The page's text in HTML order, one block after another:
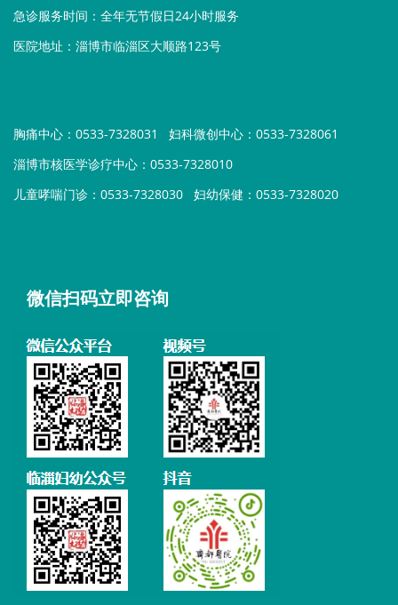
急诊服务时间：全年无节假日24小时服务
医院地址：淄博市临淄区大顺路123号
胸痛中心：0533-7328031
妇科微创中心：0533-7328061
淄博市核医学诊疗中心：0533-7328010
儿童哮喘门诊：0533-7328030
妇幼保健：0533-7328020
微信扫码立即咨询